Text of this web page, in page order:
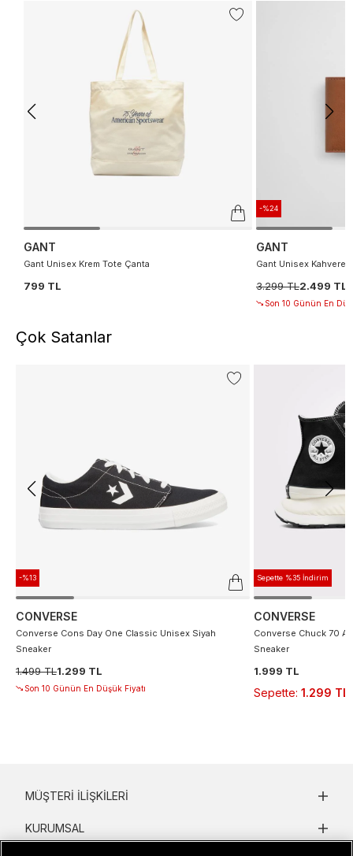
GANT
Gant Unisex Krem Tote Çanta
799 TL
-%24
GANT
Gant Unisex
3.299 TL2.499 TL
Son 10 Günün En
Çok Satanlar
-%13
CONVERSE
Converse Cons Day One Classic Unisex Siyah
Sneaker
1.499 TL1.299 TL
Son 10 Günün En Düşük Fiyatı
Sepette %35 İndirim
CONVERSE
Converse Chuck 70
Sneaker
1.999 TL
Sepette: 1.299 TL
MÜŞTERI İLIŞKILERI
KURUMSAL